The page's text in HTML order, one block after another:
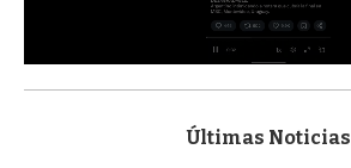
s
Últimas Noticias